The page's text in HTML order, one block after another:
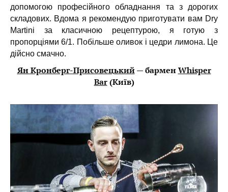
допомогою професійного обладнання та з дорогих
складових. Вдома я рекомендую приготувати вам Dry
Martini за класичною рецептурою, я готую з
пропорціями 6/1. Побільше оливок і цедри лимона. Це
дійсно смачно.
Ян Кронберг-Присовецький— барменWhisper
Bar(Київ)